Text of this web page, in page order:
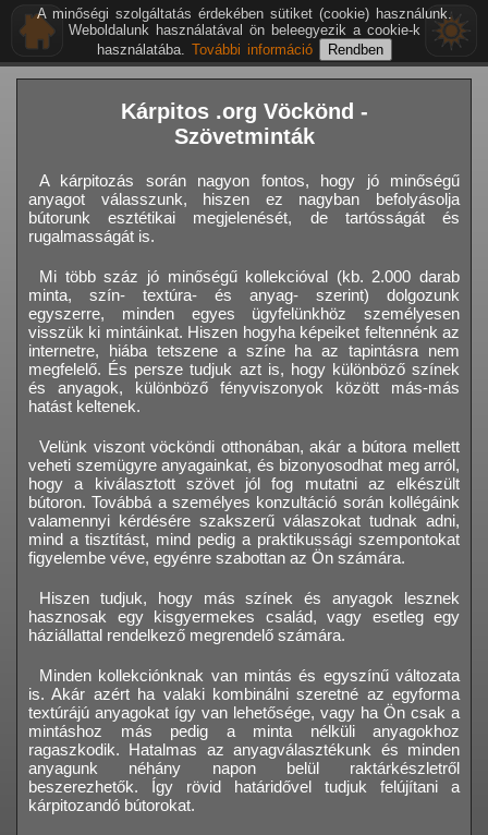
Kárpitos .org Vöckönd -
Szövetminták
A kárpitozás során nagyon fontos, hogy jó minőségű
anyagot válasszunk, hiszen ez nagyban befolyásolja
bútorunk esztétikai megjelenését, de tartósságát és
rugalmasságát is.
Mi több száz jó minőségű kollekcióval (kb. 2.000 darab
minta, szín- textúra- és anyag- szerint) dolgozunk
egyszerre, minden egyes ügyfelünkhöz személyesen
visszük ki mintáinkat. Hiszen hogyha képeiket feltennénk az
internetre, hiába tetszene a színe ha az tapintásra nem
megfelelő. És persze tudjuk azt is, hogy különböző színek
és anyagok, különböző fényviszonyok között más-más
hatást keltenek.
Velünk viszont vöcköndi otthonában, akár a bútora mellett
veheti szemügyre anyagainkat, és bizonyosodhat meg arról,
hogy a kiválasztott szövet jól fog mutatni az elkészült
bútoron. Továbbá a személyes konzultáció során kollégáink
valamennyi kérdésére szakszerű válaszokat tudnak adni,
mind a tisztítást, mind pedig a praktikussági szempontokat
figyelembe véve, egyénre szabottan az Ön számára.
Hiszen tudjuk, hogy más színek és anyagok lesznek
hasznosak egy kisgyermekes család, vagy esetleg egy
háziállattal rendelkező megrendelő számára.
Minden kollekciónknak van mintás és egyszínű változata
is. Akár azért ha valaki kombinálni szeretné az egyforma
textúrájú anyagokat így van lehetősége, vagy ha Ön csak a
mintáshoz más pedig a minta nélküli anyagokhoz
ragaszkodik. Hatalmas az anyagválasztékunk és minden
anyagunk néhány napon belül raktárkészletről
beszerezhetők. Így rövid határidővel tudjuk felújítani a
kárpitozandó bútorokat.
A minőségi szolgáltatás érdekében sütiket (cookie) használunk.
Weboldalunk használatával ön beleegyezik a cookie-k
használatába. További információ